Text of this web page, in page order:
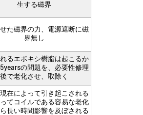
生する磁界
た磁界の力、電源遮断に磁
界無し
るエポキシ樹脂は起こるか
の問題を、必要性修理
後で老化させ、取除く
在によって引き起こされる
てコイルである容易な老化
長い時間影響を及ぼされる